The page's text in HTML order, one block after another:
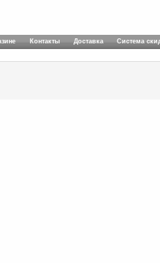
Контакты Доставка Система